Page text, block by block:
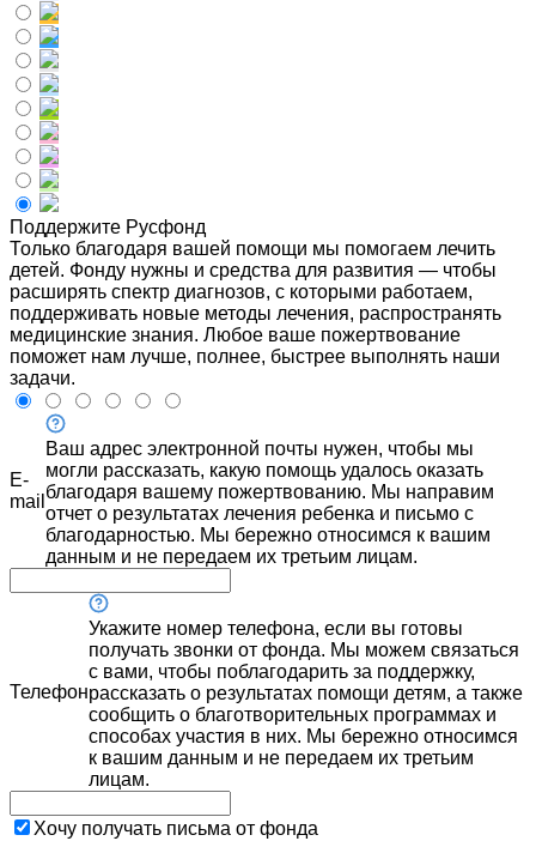
Поддержите Русфонд
Только благодаря вашей помощи мы помогаем лечить
детей. Фонду нужны и средства для развития — чтобы
расширять спектр диагнозов, с которыми работаем,
поддерживать новые методы лечения, распространять
медицинские знания. Любое ваше пожертвование
поможет нам лучше, полнее, быстрее выполнять наши
задачи.
E-
mail
Ваш адрес электронной почты нужен, чтобы мы
могли рассказать, какую помощь удалось оказать
благодаря вашему пожертвованию. Мы направим
отчет о результатах лечения ребенка и письмо с
благодарностью. Мы бережно относимся к вашим
данным и не передаем их третьим лицам.
Телефон
Укажите номер телефона, если вы готовы
получать звонки от фонда. Мы можем связаться
с вами, чтобы поблагодарить за поддержку,
рассказать о результатах помощи детям, а также
сообщить о благотворительных программах и
способах участия в них. Мы бережно относимся
к вашим данным и не передаем их третьим
лицам.
Хочу получать письма от фонда